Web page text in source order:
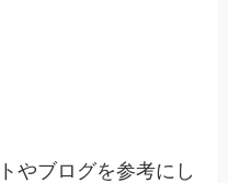
やブログを参考にし